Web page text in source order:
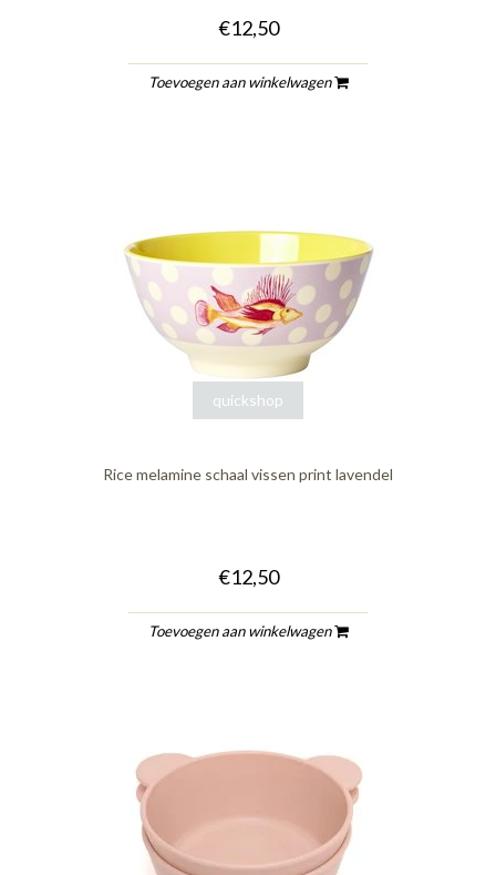
€12,50
Toevoegen aan winkelwagen
quickshop
Rice melamine schaal vissen print lavendel
€12,50
Toevoegen aan winkelwagen